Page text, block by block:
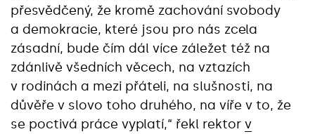
přesvědčený, že kromě zachování svobody
a demokracie, které jsou pro nás zcela
zásadní, bude čím dál více záležet též na
zdánlivě všedních věcech, na vztazích
v rodinách a mezi přáteli, na slušnosti, na
důvěře v slovo toho druhého, na víře v to, že
se poctivá práce vyplatí,“ řekl rektor v